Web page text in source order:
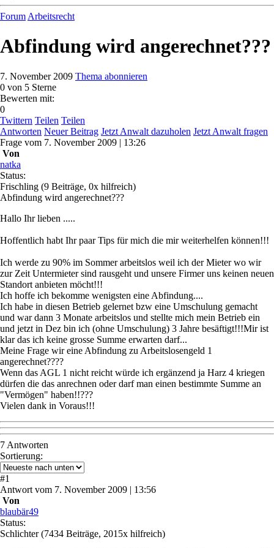
Forum Arbeitsrecht
Abfindung wird angerechnet???
7. November 2009 Thema abonnieren
0 von 5 Sterne
Bewerten mit:
0
Twittern Teilen Teilen
Antworten Neuer Beitrag Jetzt Anwalt dazuholen Jetzt Anwalt fragen
Frage vom 7. November 2009 | 13:26
Von
natka
Status:
Frischling (9 Beiträge, 0x hilfreich)
Abfindung wird angerechnet???
Hallo Ihr lieben .....
Hoffentlich habt Ihr paar Tips für mich die mir weiterhelfen können!!!
Ich werde zu 90% im Sommer arbeitslos weil ich der Mieter wo wir
zur Zeit Untermieter sind rausgeht und unsere Firmer uns keinen neuen
Standort anbieten möcht!!!
Ich hoffe ich bekomme wenigsten eine Abfindung....
Ich habe in diesen Betrieb gelernet bzw eine Umschulung gemacht
und war dann 3 Monate arbeitslos und stellte mich mein Betrieb ein
und jetzt in Dez bin ich (ohne Umschulung) 3 Jahre besäftigt!!!Mir ist
klar das ich keine grosse Summe erwarten darf...
Meine Frage wir eine Abfindung zu Arbeitslosengeld 1
angerechnet????
Wenn das AGL 1 nicht reicht würde ich ergänzend ja Harz 4 kriegen
dürfen die das anrechnen oder darf man einen bestimmte Summe an
"Vermögen" haben!!???
Vielen dank in Voraus!!!
7 Antworten
Sortierung:
#1
Antwort vom 7. November 2009 | 13:56
Von
blaubär49
Status:
Schlichter (7434 Beiträge, 2015x hilfreich)